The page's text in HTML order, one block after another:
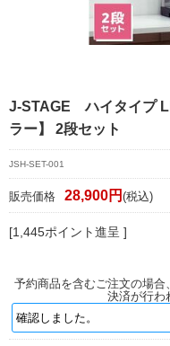
定商取引法に基づく表記
J-STAGE ハイタイプ
ラー】 2段セット
JSH-SET-001
販売価格 28,900円 (税込)
[1,445ポイント進呈 ]
予約商品を含むご注文の場
決済が行わ